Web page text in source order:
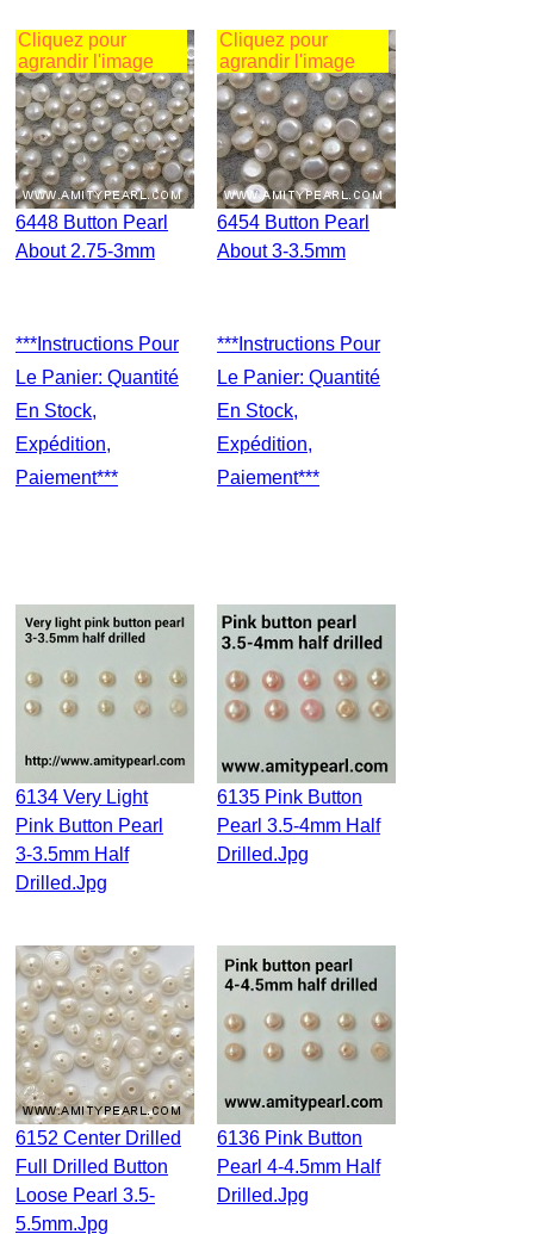
Cliquez pour
agrandir l'image
6448 Button Pearl
About 2.75-3mm
***Instructions Pour
Le Panier: Quantité
En Stock,
Expédition,
Paiement***
Cliquez pour
agrandir l'image
6454 Button Pearl
About 3-3.5mm
***Instructions Pour
Le Panier: Quantité
En Stock,
Expédition,
Paiement***
6134 Very Light
Pink Button Pearl
3-3.5mm Half
Drilled.jpg
6135 Pink Button
Pearl 3.5-4mm Half
Drilled.jpg
6152 Center Drilled
Full Drilled Button
Loose Pearl 3.5-
5.5mm.jpg
6136 Pink Button
Pearl 4-4.5mm Half
Drilled.jpg